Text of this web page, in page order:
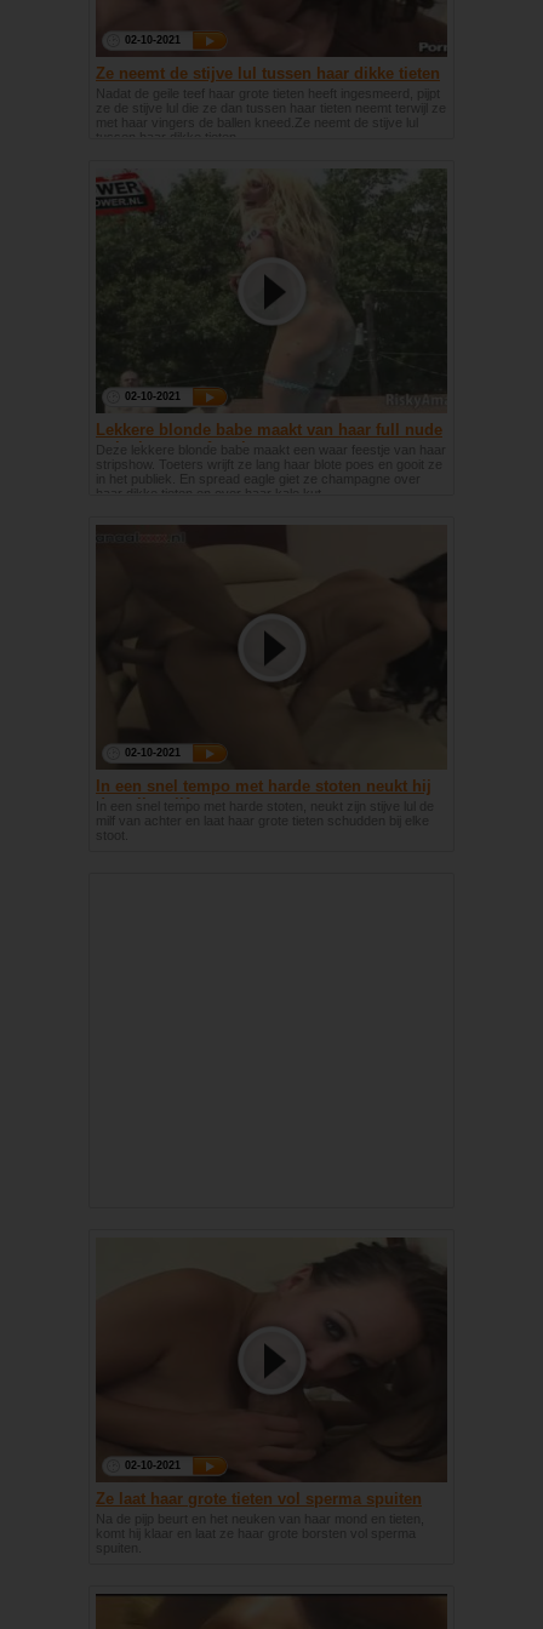
02-10-2021
Ze neemt de stijve lul tussen haar dikke tieten
Nadat de geile teef haar grote tieten heeft ingesmeerd, pijpt
ze de stijve lul die ze dan tussen haar tieten neemt terwijl ze
met haar vingers de ballen kneed.Ze neemt de stijve lul
02-10-2021
Lekkere blonde babe maakt van haar full nude
stripshow een feestje.
Deze lekkere blonde babe maakt een waar feestje van haar
stripshow. Toeters wrijft ze lang haar blote poes en gooit ze
in het publiek. En spread eagle giet ze champagne over
02-10-2021
In een snel tempo met harde stoten neukt hij
de geile milf
In een snel tempo met harde stoten, neukt zijn stijve lul de
milf van achter en laat haar grote tieten schudden bij elke
02-10-2021
Ze laat haar grote tieten vol sperma spuiten
Na de pijp beurt en het neuken van haar mond en tieten,
komt hij klaar en laat ze haar grote borsten vol sperma